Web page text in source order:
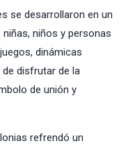
se desarrollaron en un
niños y personas
dinámicas
disfrutar de la
de unión y
refrendó un